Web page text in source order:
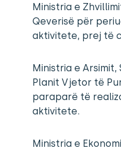
Ministria e
Qeverisë për
aktivitete, prej të
Ministria e
Planit Vjetor të
paraparë të
aktivitete.
Ministria e